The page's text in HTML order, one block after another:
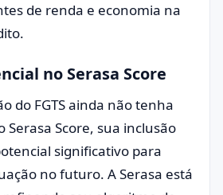
de renda e economia na
no Serasa Score
do FGTS ainda não tenha
Serasa Score, sua inclusão
significativo para
no futuro. A Serasa está